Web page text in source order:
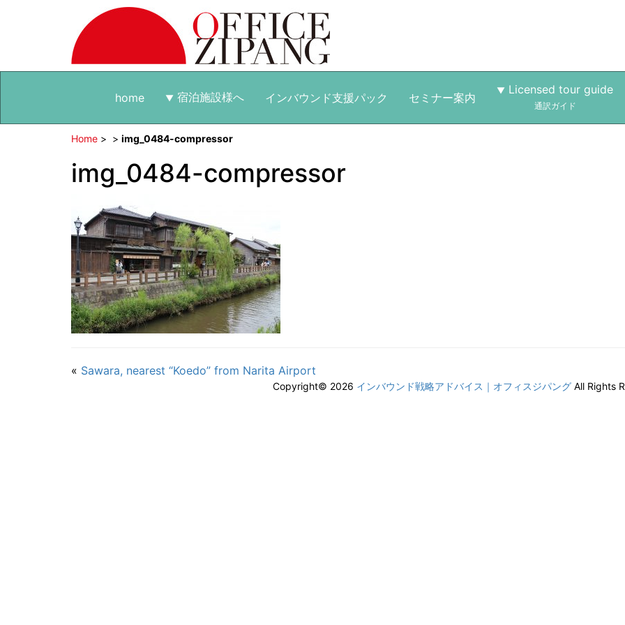
home 宿泊施設様へ インバウンド支援パック セミナー案内
Licensed tour guide
通訳ガイド
Home > > img_0484-compressor
img_0484-compressor
« Sawara, nearest “Koedo” from Narita Airport
Copyright© 2026 インバウンド戦略アドバイス｜オフィスジパング All Rights